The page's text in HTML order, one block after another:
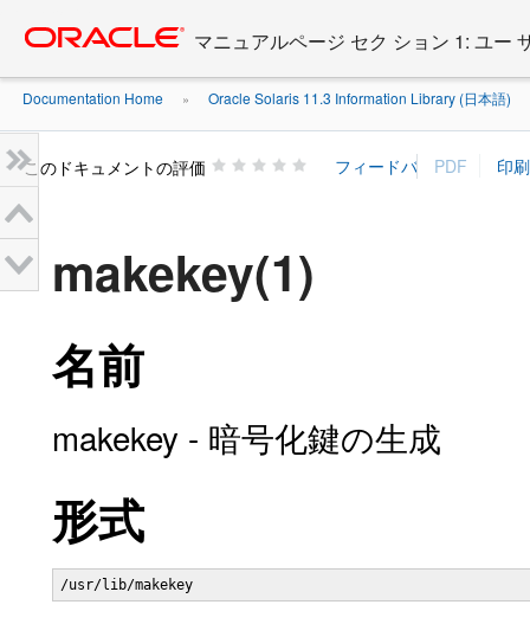
content
マニュアルページ セク ション 1: ユー
Documentation Home » Oracle Solaris 11.3 Information Library (日本語)
このドキュメントの評価
makekey(1)
名前
makekey - 暗号化鍵の生成
形式
/usr/lib/makekey